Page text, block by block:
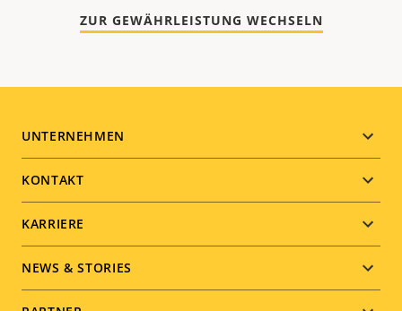
ZUR GEWÄHRLEISTUNG WECHSELN
Footer
menu
UNTERNEHMEN
KONTAKT
KARRIERE
NEWS & STORIES